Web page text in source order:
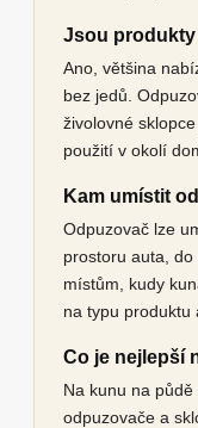
Jsou
Ano, většina
bez jedů.
živolovné
použití v okolí
Kam umístit
Odpuzovač lze
prostoru auta,
místům, kudy
na typu produktu
Co je nejlepší
Na kunu na
odpuzovače a